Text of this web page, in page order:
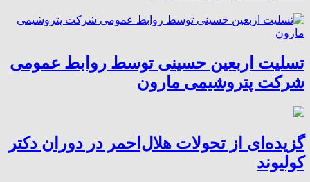
تسلیت اربعین حسینی توسط روابط عمومی
شرکت پتروشیمی مارون
گزیده‌ای از تحولات هلال‌احمر در دوران دکتر
کولیوند